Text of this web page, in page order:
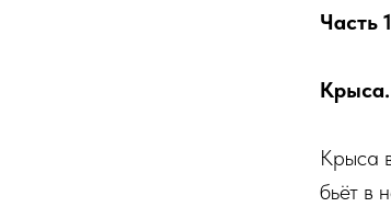
Часть
Крыса
бьёт в